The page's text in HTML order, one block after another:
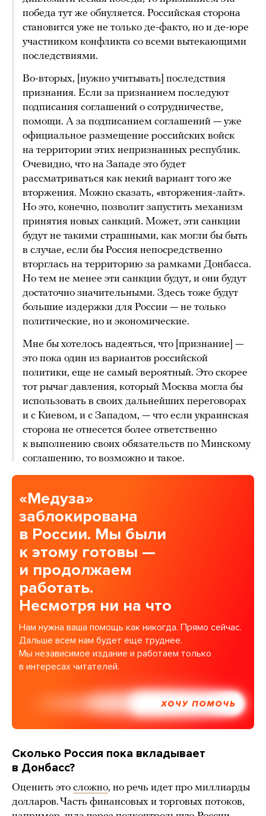
победа тут же обнуляется. Российская сторона
становится уже не только де-факто, но и де-юре
участником конфликта со всеми вытекающими
последствиями.
Во-вторых, [нужно учитывать] последствия
признания. Если за признанием последуют
подписания соглашений о сотрудничестве,
помощи. А за подписанием соглашений — уже
официальное размещение российских войск
на территории этих непризнанных республик.
Очевидно, что на Западе это будет
рассматриваться как некий вариант того же
вторжения. Можно сказать, «вторжения-лайт».
Но это, конечно, позволит запустить механизм
принятия новых санкций. Может, эти санкции
будут не такими страшными, как могли бы быть
в случае, если бы Россия непосредственно
вторглась на территорию за рамками Донбасса.
Но тем не менее эти санкции будут, и они будут
достаточно значительными. Здесь тоже будут
большие издержки для России — не только
политические, но и экономические.
Мне бы хотелось надеяться, что [признание] —
это пока один из вариантов российской
политики, еще не самый вероятный. Это скорее
тот рычаг давления, который Москва могла бы
использовать в своих дальнейших переговорах
и с Киевом, и с Западом, — что если украинская
сторона не отнесется более ответственно
к выполнению своих обязательств по Минскому
соглашению, то возможно и такое.
«Медуза»
заблокирована
в России. Мы были
к этому готовы —
и продолжаем
работать.
Несмотря ни на что
Нам нужна ваша помощь как никогда. Прямо сейчас.
Дальше всем нам будет еще труднее.
Мы независимое издание и работаем только
в интересах читателей.
ХОЧУ ПОМОЧЬ
Сколько Россия пока вкладывает
в Донбасс?
Оценить это сложно, но речь идет про миллиарды
долларов. Часть финансовых и торговых потоков,